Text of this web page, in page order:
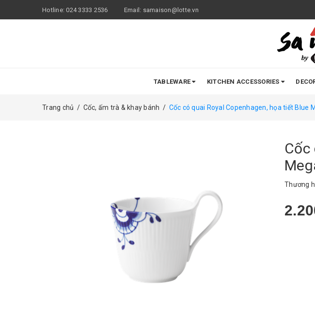
Hotline:024 3333 2536 Email: samaison@lotte.vn
TABLEWARE KITCHEN ACCESSORIES
Trang chủ / Cốc, ấm trà & khay bánh / Cốc có quai Royal Copenhagen, họa tiết Blue
Cốc
Thương